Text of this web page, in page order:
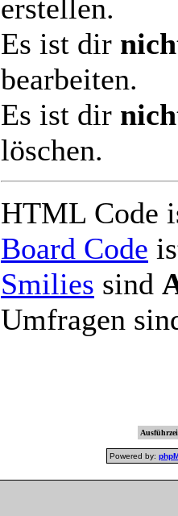
erstellen.
Es ist dir
bearbeiten.
Es ist dir
löschen.
HTML Code
Board Code
Smilies sind
Umfragen
Powered by: